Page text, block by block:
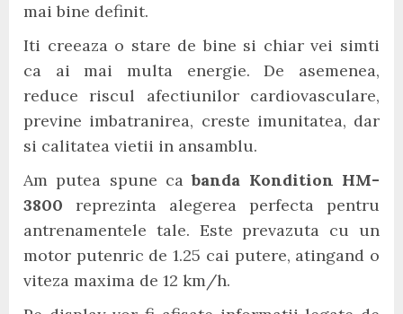
mai bine definit.
Iti creeaza o stare de bine si chiar vei simti
ca ai mai multa energie. De asemenea,
reduce riscul afectiunilor cardiovasculare,
previne imbatranirea, creste imunitatea, dar
si calitatea vietii in ansamblu.
Am putea spune cabanda Kondition HM-
3800 reprezinta alegerea perfecta pentru
antrenamentele tale. Este prevazuta cu un
motor putenric de 1.25 cai putere, atingand o
viteza maxima de 12 km/h.